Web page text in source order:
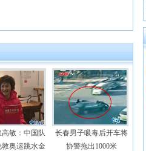
敏：中国队
敦奥运跳水金
长春男子吸毒后开车将
协警拖出1000米